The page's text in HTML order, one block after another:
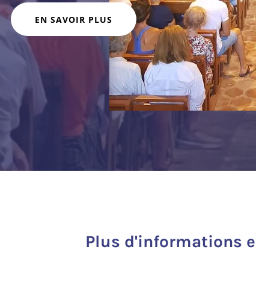
EN SAVOIR PLUS
Plus d'informations